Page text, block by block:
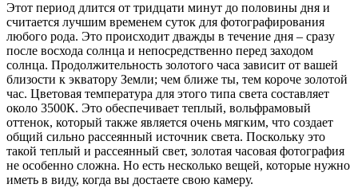
Этот период длится от тридцати минут до половины дня и
считается лучшим временем суток для фотографирования
любого рода. Это происходит дважды в течение дня – сразу
после восхода солнца и непосредственно перед заходом
солнца. Продолжительность золотого часа зависит от вашей
близости к экватору Земли; чем ближе ты, тем короче золотой
час. Цветовая температура для этого типа света составляет
около 3500К. Это обеспечивает теплый, вольфрамовый
оттенок, который также является очень мягким, что создает
общий сильно рассеянный источник света. Поскольку это
такой теплый и рассеянный свет, золотая часовая фотография
не особенно сложна. Но есть несколько вещей, которые нужно
иметь в виду, когда вы достаете свою камеру.